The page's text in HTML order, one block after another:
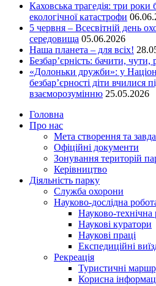
Каховська трагедія: три роки
екологічної катастрофи
5 червня – Всесвітній день
середовища 05.06.2026
Наша планета – для всіх!
Безбар’єрність: бачити, чути,
«Долоньки дружби»: у
безбар’єрності діти вчилися
взаєморозумінню 25.05.2026
Головна
Про нас
Мета створення та
Офіційні документи
Зонування територій
Керівництво
Діяльність парку
Служба охорони
Науково-дослідна
Науково-технічна
Наукові куратори
Наукові праці
Експедиційні
Рекреація
Туристичні
Корисна